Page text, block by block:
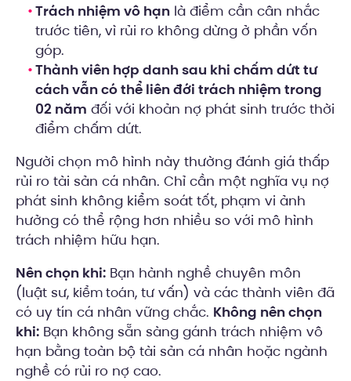
Trách nhiệm vô hạn là điểm cần cân nhắc
trước tiên, vì rủi ro không dừng ở phần vốn
góp.
Thành viên hợp danh sau khi chấm dứt tư
cách vẫn có thể liên đới trách nhiệm trong
02 năm đối với khoản nợ phát sinh trước thời
điểm chấm dứt.
Người chọn mô hình này thường đánh giá thấp
rủi ro tài sản cá nhân. Chỉ cần một nghĩa vụ nợ
phát sinh không kiểm soát tốt, phạm vi ảnh
hưởng có thể rộng hơn nhiều so với mô hình
trách nhiệm hữu hạn.
Nên chọn khi: Bạn hành nghề chuyên môn
(luật sư, kiểm toán, tư vấn) và các thành viên đã
có uy tín cá nhân vững chắc. Không nên chọn
khi: Bạn không sẵn sàng gánh trách nhiệm vô
hạn bằng toàn bộ tài sản cá nhân hoặc ngành
nghề có rủi ro nợ cao.